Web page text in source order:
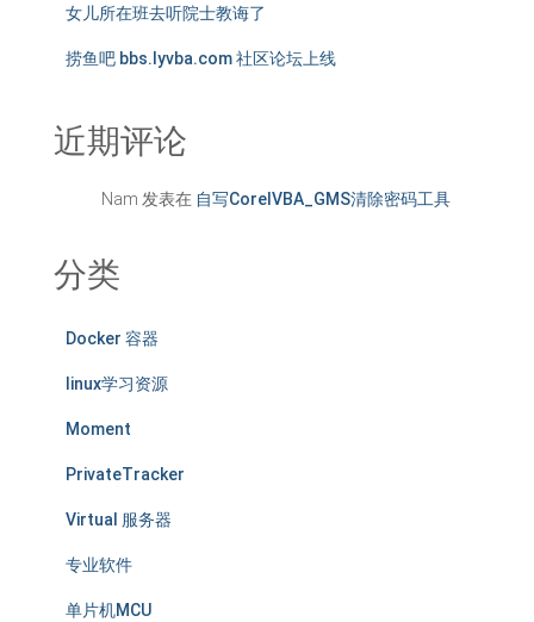
女儿所在班去听院士教诲了
捞鱼吧 bbs.lyvba.com 社区论坛上线
近期评论
Nam 发表在 自写CorelVBA_GMS清除密码工具
分类
Docker 容器
linux学习资源
Moment
PrivateTracker
Virtual 服务器
专业软件
单片机MCU